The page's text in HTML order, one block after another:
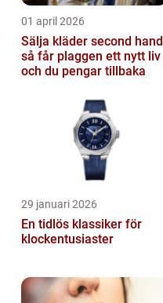
01 april 2026
Sälja kläder second hand
så får plaggen ett nytt liv
och du pengar tillbaka
29 januari 2026
En tidlös klassiker för
klockentusiaster